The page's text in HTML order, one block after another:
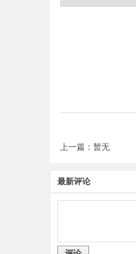
上一篇：暂无
最新评论